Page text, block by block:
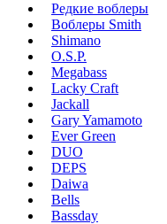
Редкие воблеры
Воблеры Smith
Shimano
O.S.P.
Megabass
Lacky Craft
Jackall
Gary Yamamoto
Ever Green
DUO
DEPS
Daiwa
Bells
Bassday